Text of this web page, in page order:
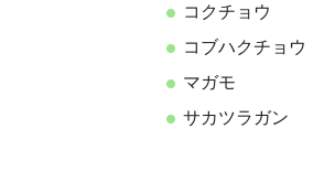
コクチョウ
コブハクチョウ
マガモ
サカツラガン